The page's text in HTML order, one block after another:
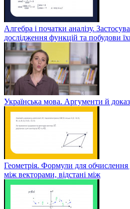
Алгебра і початки аналізу.
дослідження функцій та побудови
Українська мова. Аргументи й
Геометрія. Формули для
між векторами, відстані між